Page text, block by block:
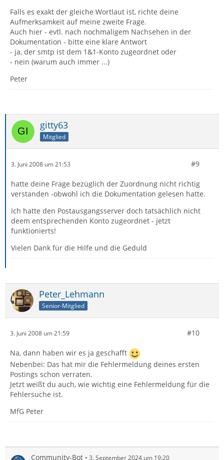
Falls es exakt der gleiche Wortlaut ist, richte deine
Aufmerksamkeit auf meine zweite Frage.
Auch hier - evtl. nach nochmaligem Nachsehen in der
Dokumentation - bitte eine klare Antwort
- ja, der smtp ist dem 1&1-Konto zugeordnet oder
- nein (warum auch immer ...)
Peter
gitty63
Mitglied
3. Juni 2008 um 21:53 #9
hatte deine Frage bezüglich der Zuordnung nicht richtig
verstanden -obwohl ich die Dokumentation gelesen hatte.
Ich hatte den Postausgangsserver doch tatsächlich nicht
deem entsprechenden Konto zugeordnet - jetzt
funktionierts!
Vielen Dank für die Hilfe und die Geduld
Peter_Lehmann
Senior-Mitglied
3. Juni 2008 um 21:59 #10
Na, dann haben wir es ja geschafft
Nebenbei: Das hat mir die Fehlermeldung deines ersten
Postings schon verraten.
Jetzt weißt du auch, wie wichtig eine Fehlermeldung für die
Fehlersuche ist.
MfG Peter
Community-Bot 3. September 2024 um 19:20